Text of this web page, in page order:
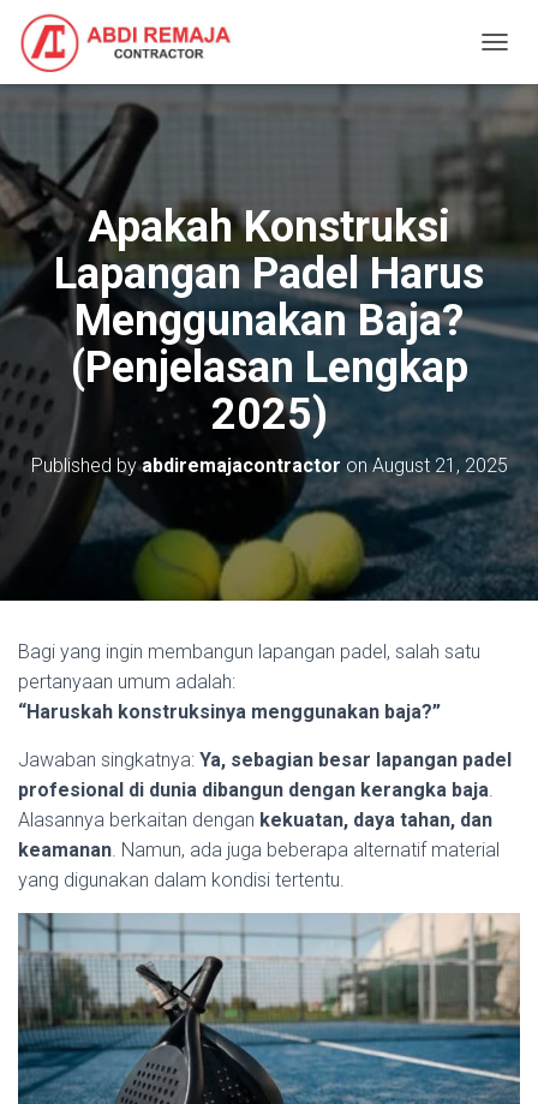
O
E
T
Apakah Konstruksi
Lapangan Padel Harus
Menggunakan Baja?
(Penjelasan Lengkap
2025)
Published byabdiremajacontractor onAugust 21, 2025
Bagi yang ingin membangun lapangan padel, salah satu
pertanyaan umum adalah:
“Haruskah konstruksinya menggunakan baja?”
Jawaban singkatnya: Ya, sebagian besar lapangan padel
profesional di dunia dibangun dengan kerangka baja.
Alasannya berkaitan dengan kekuatan, daya tahan, dan
keamanan. Namun, ada juga beberapa alternatif material
yang digunakan dalam kondisi tertentu.